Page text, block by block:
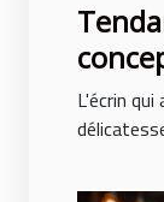
L'écrin